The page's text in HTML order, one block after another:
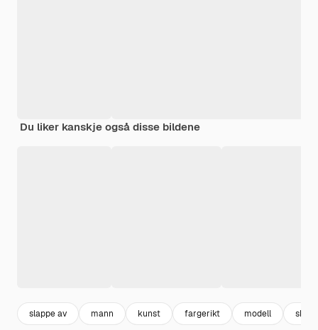
Du liker kanskje også disse bildene
slappe av mann kunst fargerikt modell